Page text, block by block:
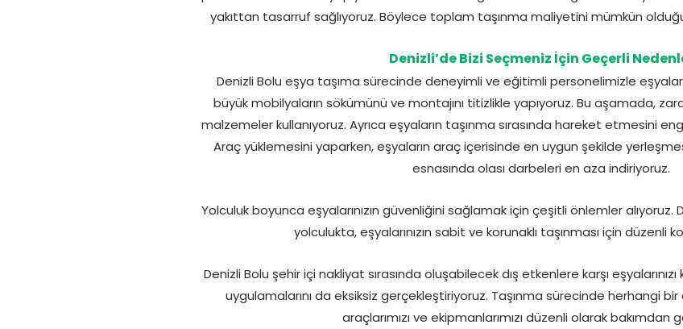
yakıttan tasarruf sağlıyoruz. Böylece toplam taşınma maliyetini mümkün
Denizli’de Bizi Seçmeniz İçin Geçerli
Denizli Bolu eşya taşıma sürecinde deneyimli ve eğitimli personelimizle
büyük mobilyaların sökümünü ve montajını titizlikle yapıyoruz. Bu aşamada,
malzemeler kullanıyoruz. Ayrıca eşyaların taşınma sırasında hareket etmesini
Araç yüklemesini yaparken, eşyaların araç içerisinde en uygun şekilde
esnasında olası darbeleri en aza indiriyoruz.
Yolculuk boyunca eşyalarınızın güvenliğini sağlamak için çeşitli önlemler alıyoruz.
yolculukta, eşyalarınızın sabit ve korunaklı taşınması için düzenli
Denizli Bolu şehir içi nakliyat sırasında oluşabilecek dış etkenlere karşı
uygulamalarını da eksiksiz gerçekleştiriyoruz. Taşınma sürecinde herhangi
araçlarımızı ve ekipmanlarımızı düzenli olarak bakımdan